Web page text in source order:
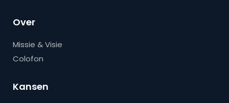
Over
Missie & Visie
Colofon
Kansen